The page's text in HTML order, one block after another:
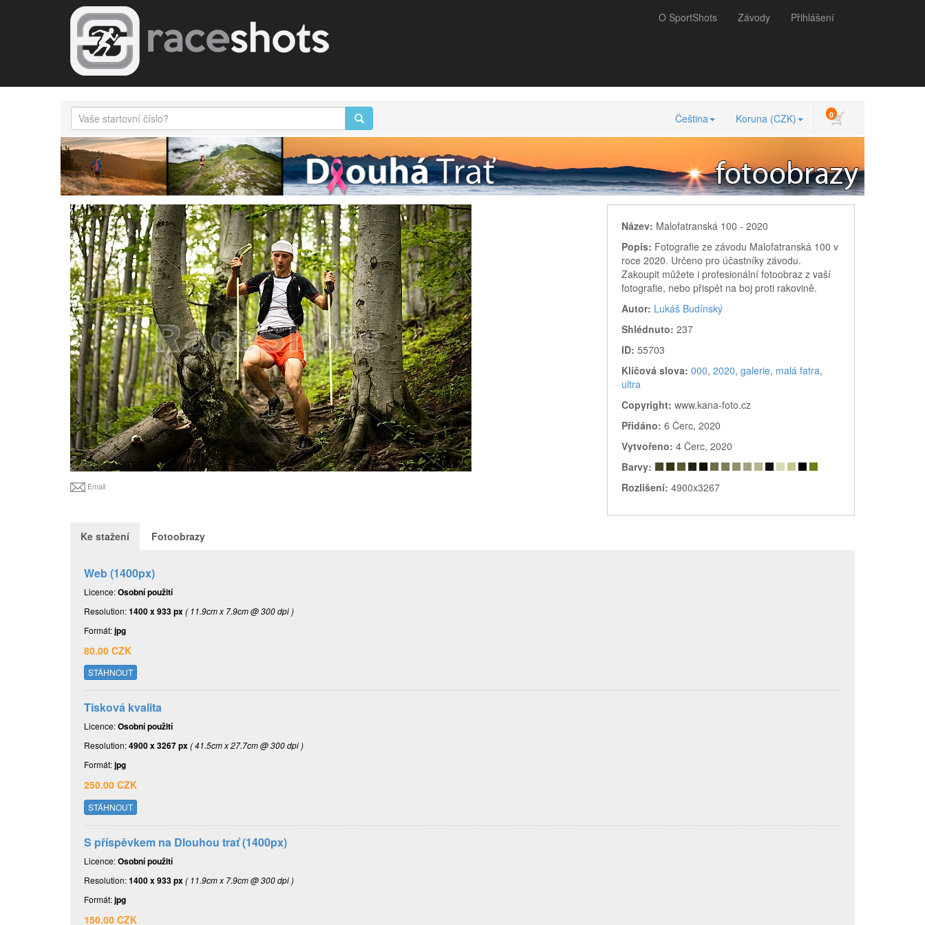
O SportShots Závody Přihlášení
0
Čeština Koruna (CZK)
Email
Název: Malofatranská 100 - 2020
Popis: Fotografie ze závodu Malofatranská 100 v
roce 2020. Určeno pro účastníky závodu.
Zakoupit můžete i profesionální fotoobraz z vaší
fotografie, nebo přispět na boj proti rakovině.
Autor: Lukáš Budínský
Shlédnuto: 237
ID: 55703
Klíčová slova: 000, 2020, galerie, malá fatra,
ultra
Copyright: www.kana-foto.cz
Přidáno: 6 Čerc, 2020
Vytvořeno: 4 Čerc, 2020
Barvy:
Rozlišení: 4900x3267
Ke stažení Fotoobrazy
Web (1400px)
Licence:Osobní použití
Resolution:1400 x 933 px( 11.9cm x 7.9cm @ 300 dpi )
Formát:jpg
80.00 CZK
STÁHNOUT
Tisková kvalita
Licence:Osobní použití
Resolution:4900 x 3267 px( 41.5cm x 27.7cm @ 300 dpi )
Formát:jpg
250.00 CZK
STÁHNOUT
S příspěvkem na Dlouhou trať (1400px)
Licence:Osobní použití
Resolution:1400 x 933 px( 11.9cm x 7.9cm @ 300 dpi )
Formát:jpg
150.00 CZK